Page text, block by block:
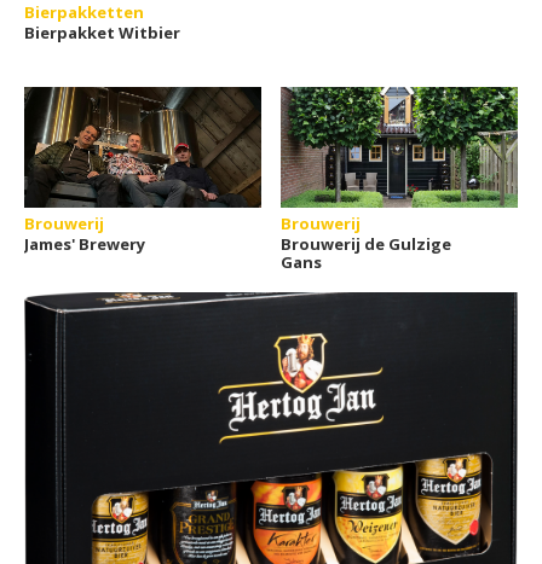
Bierpakketten
Bierpakket Witbier
Brouwerij
James' Brewery
Brouwerij
Brouwerij de Gulzige
Gans